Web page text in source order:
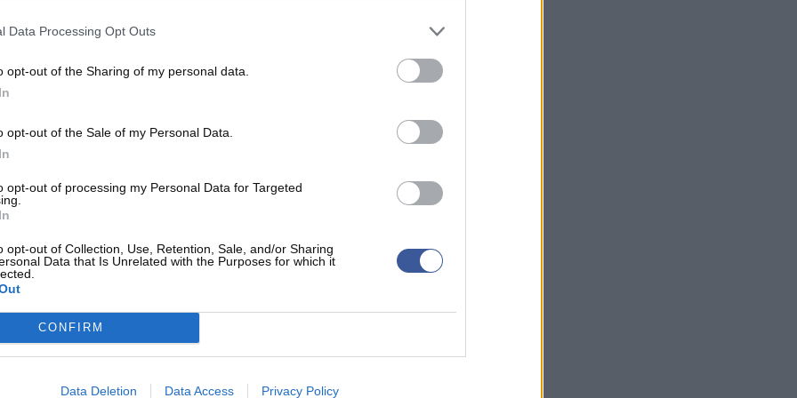
Data Processing Opt Outs
opt-out of the Sharing of my personal data.
opt-out of the Sale of my Personal Data.
opt-out of processing my Personal Data for Targeted
opt-out of Collection, Use, Retention, Sale, and/or Sharing
Data that Is Unrelated with the Purposes for which it
CONFIRM
Data Deletion Data Access Privacy Policy
game winners les plus durs que
a plusieurs années quand Kobe
à moi à Los Angeles en haut de
n’arrivais pas à comprendre
tir à 3 points. Même chose
vraiment spécial dans ma
des moments d’exception